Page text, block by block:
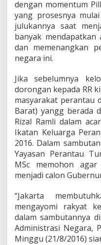
dengan momentum
yang prosesnya
julukannya saat
banyak
dan memenangkan
negara ini.
Jika sebelumnya
dorongan kepada RR
masyarakat perantau
Barat) yangg berada
Rizal Ramli dalam
Ikatan Keluarga
2016. Dalam
Yayasan Perantau
MSc memohon
menjadi calon
“Jakarta
mengayomi rakyat
dalam sambutannya
Administrasi Negara,
Minggu (21/8/2016)